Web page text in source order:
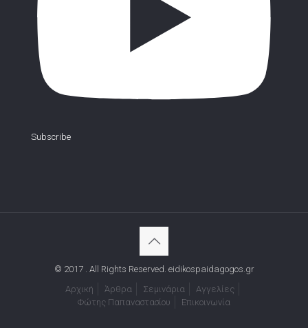
Subscribe
© 2017 . All Rights Reserved. eidikospaidagogos.gr
Αρχική
Άρθρα Σεμινάρια
Αγγελίες
Φώτης Παπαναστασίου
Επικοινωνία